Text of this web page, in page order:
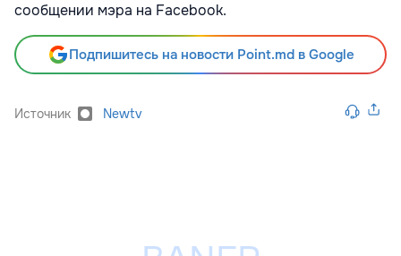
сообщении мэра на Facebook.
Подпишитесь на новости Point.md в Google
Источник Newtv